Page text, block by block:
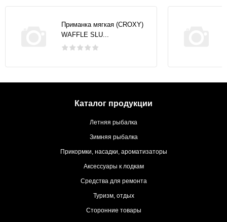
Приманка мягкая (CROXY)
WAFFLE SLU...
Каталог продукции
Летняя рыбалка
Зимняя рыбалка
Прикормки, насадки, ароматизаторы
Аксессуары к лодкам
Средства для ремонта
Туризм, отдых
Сторонние товары